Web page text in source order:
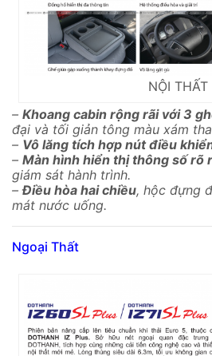
NỘI THẤT
– Khoang cabin rộng rãi với 3
đại và tối giản tông màu xám
– Vô lăng tích hợp nút điều
– Màn hình hiển thị thông số rõ
giám sát hành trình.
–Điều hòa hai chiều, hộc đựng
mát nước uống.
Ngoại Thất